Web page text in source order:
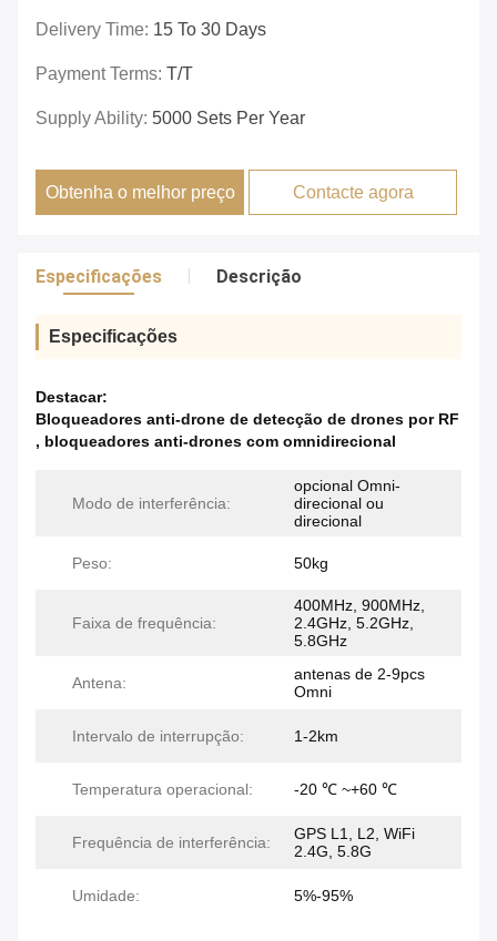
Delivery Time: 15 To 30 Days
Payment Terms: T/T
Supply Ability: 5000 Sets Per Year
Obtenha o melhor preço Contacte agora
Especificações Descrição
Especificações
Destacar:
Bloqueadores anti-drone de detecção de drones por RF
, bloqueadores anti-drones com omnidirecional
Modo de interferência:
opcional Omni-
direcional ou
direcional
Peso: 50kg
Faixa de frequência:
400MHz, 900MHz,
2.4GHz, 5.2GHz,
5.8GHz
Antena:
antenas de 2-9pcs
Omni
Intervalo de interrupção: 1-2km
Temperatura operacional: -20 ℃ ~+60 ℃
Frequência de interferência:
GPS L1, L2, WiFi
2.4G, 5.8G
Umidade: 5%-95%